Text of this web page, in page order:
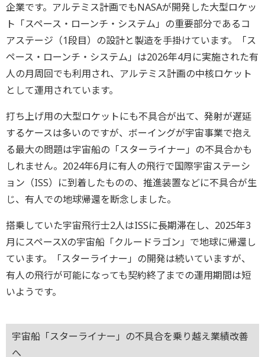
企業です。アルテミス計画でもNASAが開発した大型ロケッ
ト「スペース・ローンチ・システム」の重要部分であるコ
アステージ（1段目）の設計と製造を手掛けています。「ス
ペース・ローンチ・システム」は2026年4月に実施された有
人の月周回でも利用され、アルテミス計画の中核ロケット
として運用されています。
打ち上げ用の大型ロケットにも不具合が出て、発射が遅延
するケースは多いのですが、ボーイングが宇宙事業で抱え
る最大の問題は宇宙船の「スターライナー」の不具合かも
しれません。2024年6月に有人の飛行で国際宇宙ステーシ
ョン（ISS）に到着したものの、推進装置などに不具合が生
じ、有人での地球帰還を断念しました。
搭乗していた宇宙飛行士2人はISSに長期滞在し、2025年3
月にスペースXの宇宙船「クルードラゴン」で地球に帰還し
ています。「スターライナー」の開発は続いていますが、
有人の飛行が可能になっても契約終了までの運用期間は短
いようです。
宇宙船「スターライナー」の不具合を乗り越え業績改善
へ